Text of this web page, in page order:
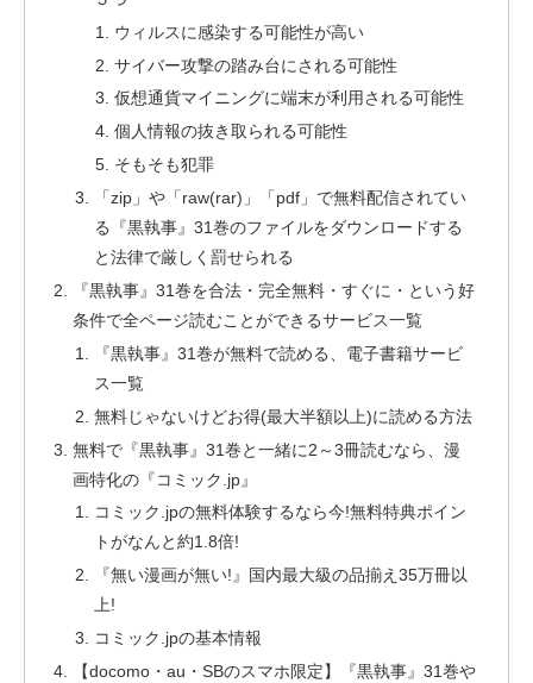
ウィルスに感染する可能性が高い
サイバー攻撃の踏み台にされる可能性
仮想通貨マイニングに端末が利用される可能性
個人情報の抜き取られる可能性
そもそも犯罪
「zip」や「raw(rar)」「pdf」で無料配信されてい
る『黒執事』31巻のファイルをダウンロードする
と法律で厳しく罰せられる
『黒執事』31巻を合法・完全無料・すぐに・という好
条件で全ページ読むことができるサービス一覧
『黒執事』31巻が無料で読める、電子書籍サービ
ス一覧
無料じゃないけどお得(最大半額以上)に読める方法
無料で『黒執事』31巻と一緒に2～3冊読むなら、漫
画特化の『コミック.jp』
コミック.jpの無料体験するなら今!無料特典ポイン
トがなんと約1.8倍!
『無い漫画が無い!』国内最大級の品揃え35万冊以
上!
コミック.jpの基本情報
【docomo・au・SBのスマホ限定】『黒執事』31巻や